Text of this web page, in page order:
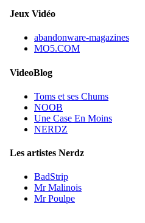
Jeux Vidéo
abandonware-magazines
MO5.COM
VideoBlog
Toms et ses Chums
NOOB
Une Case En Moins
NERDZ
Les artistes Nerdz
BadStrip
Mr Malinois
Mr Poulpe